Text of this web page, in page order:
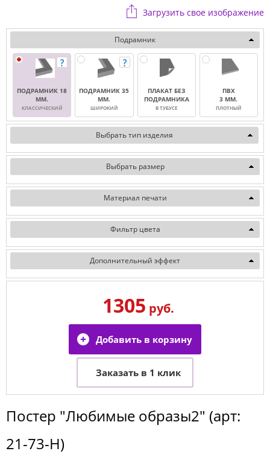
Загрузить свое изображение
Подрамник
ПОДРАМНИК 18
ММ.
КЛАССИЧЕСКИЙ
ПОДРАМНИК 35
ММ.
ШИРОКИЙ
ПЛАКАТ БЕЗ
ПОДРАМНИКА
В ТУБУСЕ
ПВХ
3 ММ.
ПЛОТНЫЙ
Выбрать тип изделия
Выбрать размер
Материал печати
Фильтр цвета
Дополнительный эффект
1305 руб.
Постер "Любимые образы2" (арт:
21-73-H)